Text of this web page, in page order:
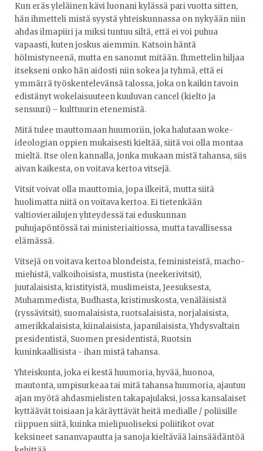
Kun eräs yleläinen kävi luonani kylässä pari vuotta sitten,
hän ihmetteli mistä syystä yhteiskunnassa on nykyään niin
ahdas ilmapiiri ja miksi tuntuu siltä, että ei voi puhua
vapaasti, kuten joskus aiemmin. Katsoin häntä
hölmistyneenä, mutta en sanonut mitään. Ihmettelin hiljaa
itsekseni onko hän aidosti niin sokea ja tyhmä, että ei
ymmärrä työskentelevänsä talossa, joka on kaikin tavoin
edistänyt wokelaisuuteen kuuluvan cancel (kielto ja
sensuuri) – kulttuurin etenemistä.
Mitä tulee mauttomaan huumoriin, joka halutaan woke-
ideologian oppien mukaisesti kieltää, siitä voi olla montaa
mieltä. Itse olen kannalla, jonka mukaan mistä tahansa, siis
aivan kaikesta, on voitava kertoa vitsejä.
Vitsit voivat olla mauttomia, jopa ilkeitä, mutta siitä
huolimatta niitä on voitava kertoa. Ei tietenkään
valtiovierailujen yhteydessä tai eduskunnan
puhujapöntössä tai ministeriaitiossa, mutta tavallisessa
elämässä.
Vitsejä on voitava kertoa blondeista, feministeistä, macho-
miehistä, valkoihoisista, mustista (neekerivitsit),
juutalaisista, kristityistä, muslimeista, Jeesuksesta,
Muhammedista, Budhasta, kristinuskosta, venäläisistä
(ryssävitsit), suomalaisista, ruotsalaisista, norjalaisista,
amerikkalaisista, kiinalaisista, japanilaisista, Yhdysvaltain
presidentistä, Suomen presidentistä, Ruotsin
kuninkaallisista - ihan mistä tahansa.
Yhteiskunta, joka ei kestä huumoria, hyvää, huonoa,
mautonta, umpisurkeaa tai mitä tahansa huumoria, ajautuu
ajan myötä ahdasmielisten takapajulaksi, jossa kansalaiset
kyttäävät toisiaan ja käräyttävät heitä medialle / poliisille
riippuen siitä, kuinka mielipuoliseksi poliitikot ovat
keksineet sananvapautta ja sanoja kieltävää lainsäädäntöä